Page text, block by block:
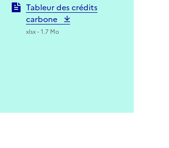
Tableur des crédits
carbone
xlsx - 1.7 Mo